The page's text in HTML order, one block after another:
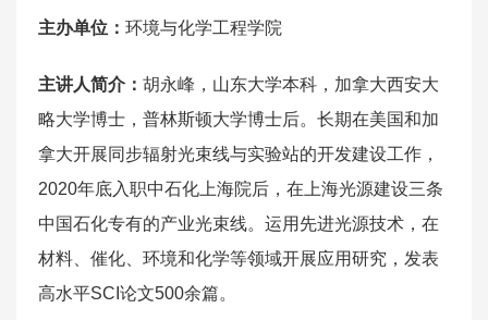
主办单位： 环境与化学工程学院
主讲人简介： 胡永峰，山东大学本科，加拿大西安大
略大学博士，普林斯顿大学博士后。长期在美国和加
拿大开展同步辐射光束线与实验站的开发建设工作，
2020年底入职中石化上海院后，在上海光源建设三条
中国石化专有的产业光束线。运用先进光源技术，在
材料、催化、环境和化学等领域开展应用研究，发表
高水平SCI论文500余篇。